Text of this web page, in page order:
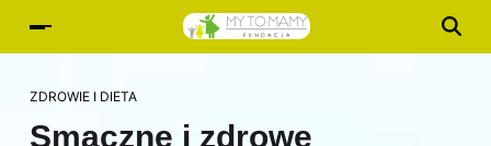
ZDROWIE I DIETA
Smaczne i zdrowe